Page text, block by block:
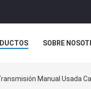
SOBRE
Manual Usada